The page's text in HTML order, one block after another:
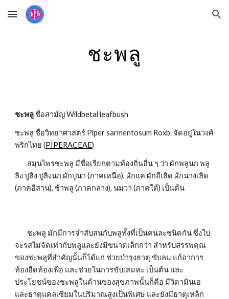
Skip to main content Skip to navigation
ชะพลู
ชะพลู ชื่อสามัญ Wildbetal leafbush
ชะพลู ชื่อวิทยาศาสตร์ Piper sarmentosum Roxb. จัดอยู่ในวงศ์
พริกไทย (PIPERACEAE)
ลิง ปูลิง ปูลิงนก ผักปูนา (ภาคเหนือ), ผักแค ผักอีเลิด ผักนางเลิด
(ภาคอีสาน), ช้าพลู (ภาคกลาง), นมวา (ภาคใต้) เป็นต้น
จะรสไม่จัดเท่ากับพลูและยังมีขนาดเล็กกว่า สำหรับสรรพคุณ
ของชะพลูที่สำคัญนั้นก็ได้แก่ ช่วยบำรุงธาตุ ขับลม แก้อาการ
ท้องอืดท้องเฟ้อ และช่วยในการขับเสมหะ เป็นต้น และ
ประโยชน์ของชะพลูในด้านของสุขภาพนั้นก็คือ มีวิตามินเอ
และธาตุแคลเซียมในปริมาณสูงเป็นพิเศษ และยังมีธาตุเหล็ก